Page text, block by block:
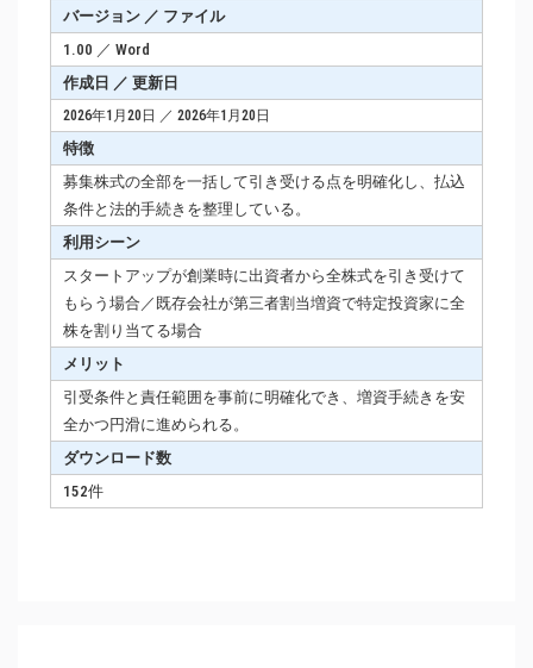
バージョン ／ ファイル
1.00 ／ Word
作成日 ／ 更新日
2026年1月20日 ／ 2026年1月20日
特徴
募集株式の全部を一括して引き受ける点を明確化し、払込
条件と法的手続きを整理している。
利用シーン
スタートアップが創業時に出資者から全株式を引き受けて
もらう場合／既存会社が第三者割当増資で特定投資家に全
株を割り当てる場合
メリット
引受条件と責任範囲を事前に明確化でき、増資手続きを安
全かつ円滑に進められる。
ダウンロード数
152件